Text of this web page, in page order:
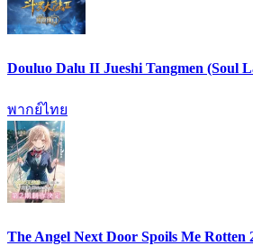
Douluo Dalu II Jueshi Tangmen
พากย์ไทย
The Angel Next Door Spoils Me